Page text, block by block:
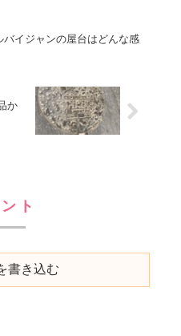
バイジャンの屋台はどんな感
か
ト
書き込む